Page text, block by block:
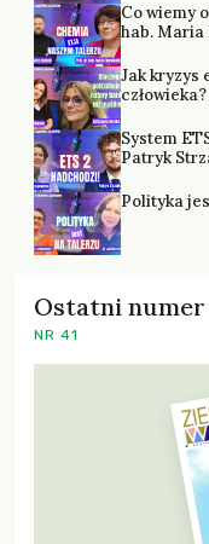
Co wiemy
hab. Maria
Jak kryzys
System
Patryk
Polityka
Ostatni numer
NR 41